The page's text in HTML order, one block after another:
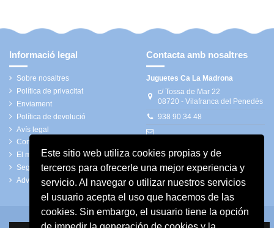
Este sitio web utiliza cookies propias y de
terceros para ofrecerle una mejor experiencia y
servicio. Al navegar o utilizar nuestros servicios
el usuario acepta el uso que hacemos de las
cookies. Sin embargo, el usuario tiene la opción
Informació legal
Sobre nosaltres
Política de privacitat
Enviament
Política de devolució
Avís legal
Condicions generals
El meu compte
Seguiment del convidat
Advertiments de seguretat
Contacta amb nosaltres
Juguetes Ca La Madrona
c/ Tossa de Mar 22
08720 - Vilafranca del Penedès
938 90 34 48